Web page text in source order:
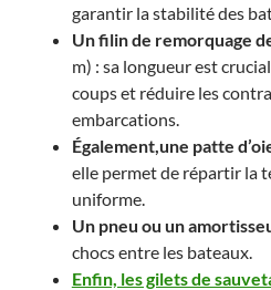
garantir la stabilité des
Un filin de remorquage
m) : sa longueur est
coups et réduire les
embarcations.
Également,une patte
elle permet de répartir la
uniforme.
Un pneu ou un
chocs entre les bateaux.
Enfin, les gilets de